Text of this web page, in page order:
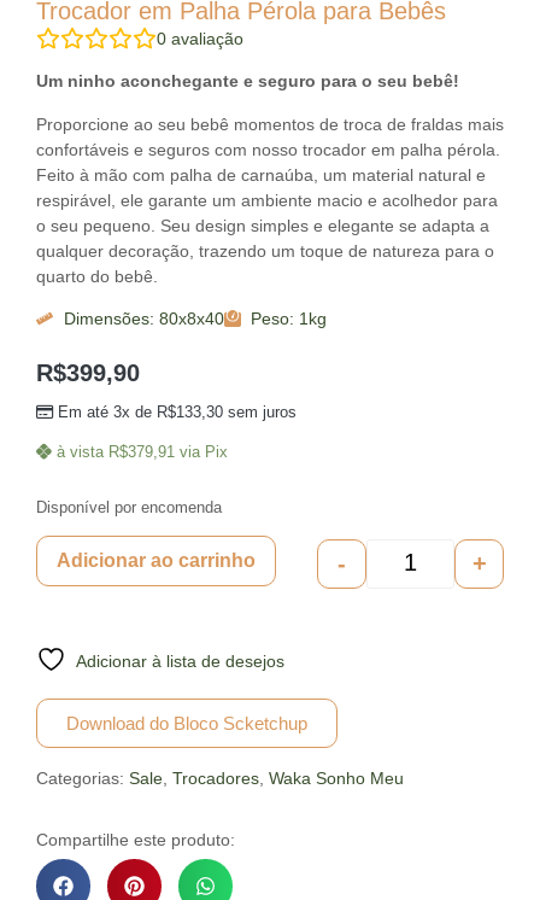
Trocador em Palha Pérola para Bebês
0 avaliação
Um ninho aconchegante e seguro para o seu bebê!
Proporcione ao seu bebê momentos de troca de fraldas mais
confortáveis e seguros com nosso trocador em palha pérola.
Feito à mão com palha de carnaúba, um material natural e
respirável, ele garante um ambiente macio e acolhedor para
o seu pequeno. Seu design simples e elegante se adapta a
qualquer decoração, trazendo um toque de natureza para o
quarto do bebê.
Dimensões: 80x8x40 Peso: 1kg
R$399,90
Em até 3x de R$133,30 sem juros
à vista R$379,91 via Pix
Disponível por encomenda
- +
Adicionar ao carrinho
Adicionar à lista de desejos
Download do Bloco Scketchup
Categorias: Sale, Trocadores, Waka Sonho Meu
Compartilhe este produto: